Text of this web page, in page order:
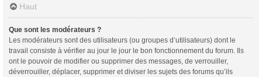
Haut
Que sont les modérateurs ?
Les modérateurs sont des utilisateurs (ou groupes d’utilisateurs) dont le
travail consiste à vérifier au jour le jour le bon fonctionnement du forum. Ils
ont le pouvoir de modifier ou supprimer des messages, de verrouiller,
déverrouiller, déplacer, supprimer et diviser les sujets des forums qu’ils